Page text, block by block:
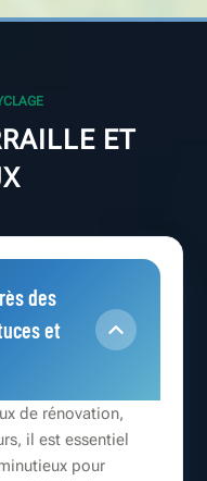
ET
des
et
de rénovation,
il est essentiel
pour